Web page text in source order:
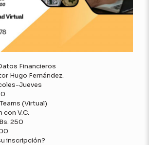
Financieros
Hugo Fernández.
Jueves
(Virtual)
V.C.
250
inscripción?